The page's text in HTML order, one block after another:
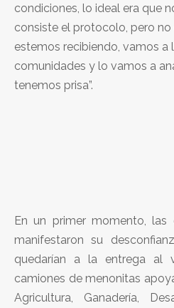
condiciones, lo ideal era que
consiste el protocolo, pero no
estemos recibiendo, vamos a
comunidades y lo vamos a
tenemos prisa”.
En un primer momento, las
manifestaron su
quedarían a la entrega al
camiones de menonitas
Agricultura, Ganadería,